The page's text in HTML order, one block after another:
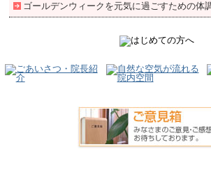
ゴールデンウィークを元気に過ごすための体